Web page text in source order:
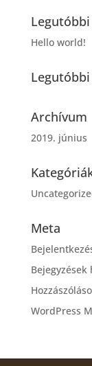
Hello world!
Archívum
2019. június
Meta
WordPress